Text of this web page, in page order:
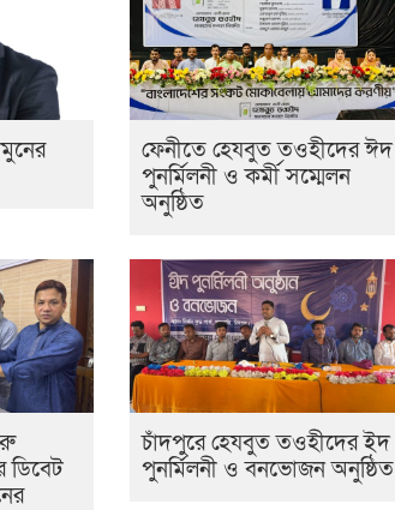
ফেনীতে হেযবুত তওহীদের ঈদ
পুনর্মিলনী ও কর্মী সম্মেলন
অনুষ্ঠিত
ডিবেট
চাঁদপুরে হেযবুত তওহীদের ইদ
পুনর্মিলনী ও বনভোজন অনুষ্ঠিত